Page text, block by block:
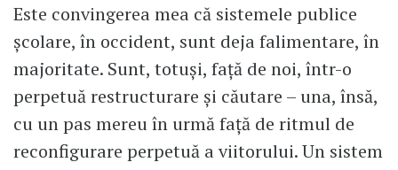
Este convingerea mea că sistemele publice
școlare, în occident, sunt deja falimentare, în
majoritate. Sunt, totuși, față de noi, într-o
perpetuă restructurare și căutare – una, însă,
cu un pas mereu în urmă față de ritmul de
reconfigurare perpetuă a viitorului. Un sistem